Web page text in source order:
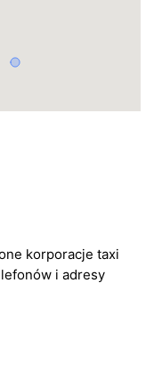
korporacje taxi
i adresy